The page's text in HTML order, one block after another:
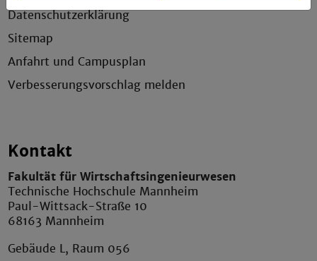
Datenschutzerklärung
Sitemap
Anfahrt und Campusplan
Verbesserungsvorschlag melden
Kontakt
Fakultät für Wirtschaftsingenieurwesen
Technische Hochschule Mannheim
Paul-Wittsack-Straße 10
68163 Mannheim
Gebäude L, Raum 056